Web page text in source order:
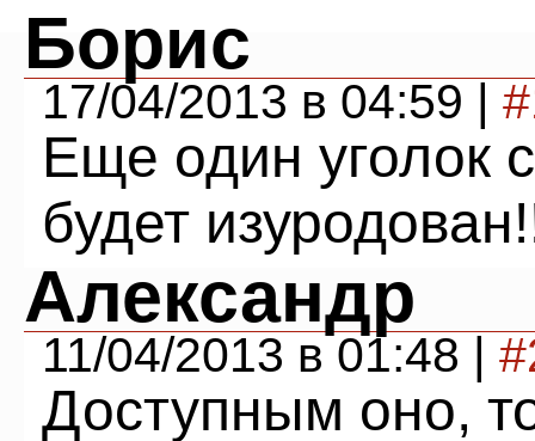
Борис
17/04/2013 в 04:59 |
Еще один уголок
будет
Александр
11/04/2013 в 01:48 |
Доступным оно,